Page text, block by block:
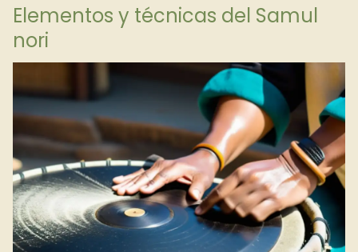
Elementos y técnicas del Samul
nori